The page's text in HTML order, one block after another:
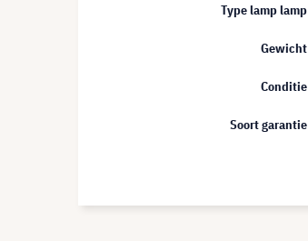
Type lamp lamp
Gewicht
Conditie
Soort garantie